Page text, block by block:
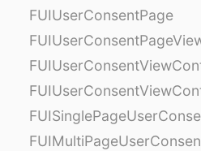
FUIUserConsentPage